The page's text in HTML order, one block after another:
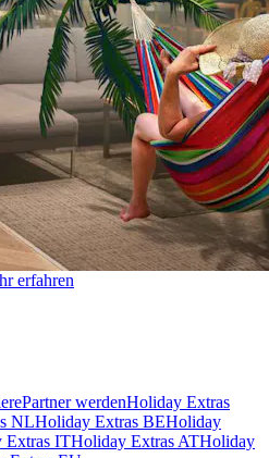
erfahren
Partner werdenHoliday Extras
NLHoliday Extras BEHoliday
Extras ITHoliday Extras ATHoliday